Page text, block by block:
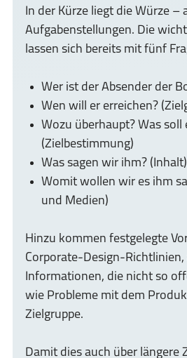
In der Kürze liegt die Würze –
Aufgabenstellungen. Die
lassen sich bereits mit fünf
Wer ist der Absender der
Wen will er erreichen?
Wozu überhaupt? Was
(Zielbestimmung)
Was sagen wir ihm? (Inhalt)
Womit wollen wir es ihm
und Medien)
Hinzu kommen festgelegte
Corporate-Design-Richtlinien,
Informationen, die nicht so
wie Probleme mit dem
Zielgruppe.
Damit dies auch über längere